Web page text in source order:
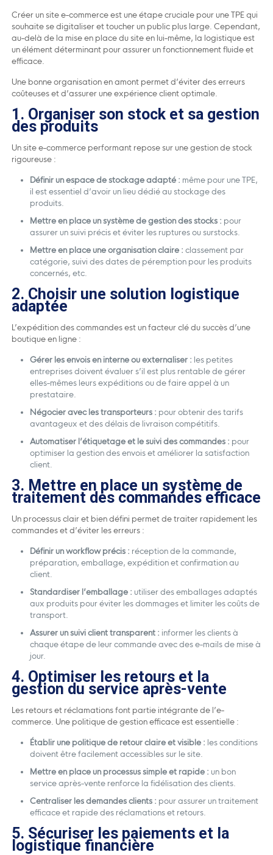
Créer un site e-commerce est une étape cruciale pour une TPE qui
souhaite se digitaliser et toucher un public plus large. Cependant,
au-delà de la mise en place du site en lui-même, la logistique est
un élément déterminant pour assurer un fonctionnement fluide et
efficace.
Une bonne organisation en amont permet d’éviter des erreurs
coûteuses et d’assurer une expérience client optimale.
1. Organiser son stock et sa gestion
des produits
Un site e-commerce performant repose sur une gestion de stock
rigoureuse :
Définir un espace de stockage adapté : même pour une TPE,
il est essentiel d’avoir un lieu dédié au stockage des
produits.
Mettre en place un système de gestion des stocks : pour
assurer un suivi précis et éviter les ruptures ou surstocks.
Mettre en place une organisation claire :classement par
catégorie, suivi des dates de péremption pour les produits
concernés, etc.
2. Choisir une solution logistique
adaptée
L’expédition des commandes est un facteur clé du succès d’une
boutique en ligne :
Gérer les envois en interne ou externaliser : les petites
entreprises doivent évaluer s’il est plus rentable de gérer
elles-mêmes leurs expéditions ou de faire appel à un
prestataire.
Négocier avec les transporteurs : pour obtenir des tarifs
avantageux et des délais de livraison compétitifs.
Automatiser l’étiquetage et le suivi des commandes : pour
optimiser la gestion des envois et améliorer la satisfaction
client.
3. Mettre en place un système de
traitement des commandes efficace
Un processus clair et bien défini permet de traiter rapidement les
commandes et d’éviter les erreurs :
Définir un workflow précis : réception de la commande,
préparation, emballage, expédition et confirmation au
client.
Standardiser l’emballage : utiliser des emballages adaptés
aux produits pour éviter les dommages et limiter les coûts de
transport.
Assurer un suivi client transparent : informer les clients à
chaque étape de leur commande avec des e-mails de mise à
jour.
4. Optimiser les retours et la
gestion du service après-vente
Les retours et réclamations font partie intégrante de l’e-
commerce. Une politique de gestion efficace est essentielle :
Établir une politique de retour claire et visible : les conditions
doivent être facilement accessibles sur le site.
Mettre en place un processus simple et rapide : un bon
service après-vente renforce la fidélisation des clients.
Centraliser les demandes clients : pour assurer un traitement
efficace et rapide des réclamations et retours.
5. Sécuriser les paiements et la
logistique financière